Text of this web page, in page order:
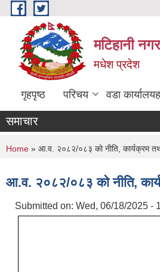
Skip to main content
मटिहानी
मधेश प्रदेश
गृहपृष्ठ परिचय वडा
समाचार
You are here
Home » आ.व. २०८२/०८३ को नीति, कार्यक्रम
आ.व. २०८२/०८३ को नीति,
Submitted on: Wed, 06/18/2025 -